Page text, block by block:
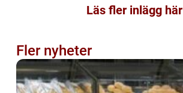
Läs fler inlägg här
Fler nyheter